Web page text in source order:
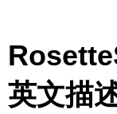
英文描